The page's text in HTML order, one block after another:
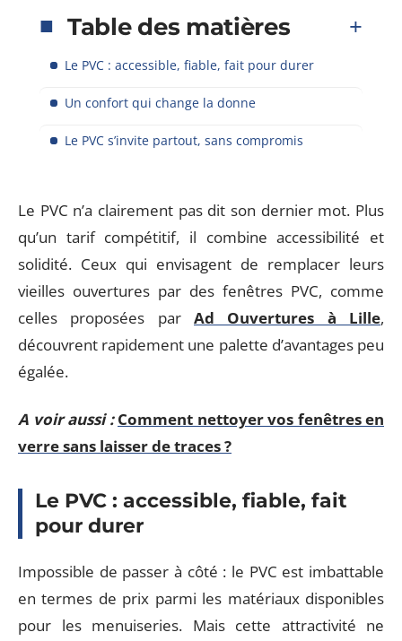
Table des matières
Le PVC : accessible, fiable, fait pour durer
Un confort qui change la donne
Le PVC s’invite partout, sans compromis
Le PVC n’a clairement pas dit son dernier mot. Plus
qu’un tarif compétitif, il combine accessibilité et
solidité. Ceux qui envisagent de remplacer leurs
vieilles ouvertures par des fenêtres PVC, comme
celles proposées par Ad Ouvertures à Lille,
découvrent rapidement une palette d’avantages peu
égalée.
A voir aussi : Comment nettoyer vos fenêtres en
verre sans laisser de traces ?
Le PVC : accessible, fiable, fait
pour durer
Impossible de passer à côté : le PVC est imbattable
en termes de prix parmi les matériaux disponibles
pour les menuiseries. Mais cette attractivité ne